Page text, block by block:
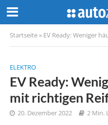
Startseite » EV Ready: Weniger
ELEKTRO
EV Ready:
mit richtigen
20. Dezember 2022 2 Min.